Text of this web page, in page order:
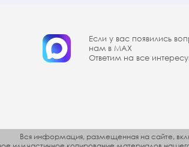
Если у вас появились
нам в МАX
Ответим на все
Вся информация, размещенная на сайте,